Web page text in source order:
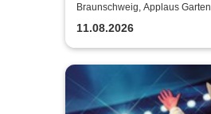
Braunschweig, Applaus Garten
11.08.2026